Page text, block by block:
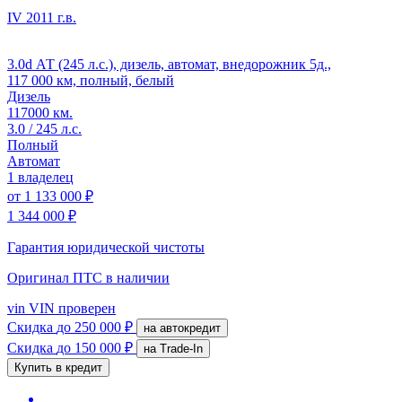
IV 2011 г.в.
3.0d АТ (245 л.с.), дизель, автомат, внедорожник 5д.,
117 000 км, полный, белый
Дизель
117000 км.
3.0 / 245 л.с.
Полный
Автомат
1 владелец
от 1 133 000 ₽
1 344 000 ₽
Гарантия юридической чистоты
Оригинал ПТС в наличии
vin VIN проверен
Скидка до 250 000 ₽ на автокредит
Скидка до 150 000 ₽
на Trade-In
Купить в кредит